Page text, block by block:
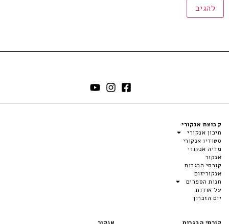
קבוצת אנקורי
תיכון אנקורי
סטודיו אנקורי
מדיה אנקורי
אנקור
קורסי הבגרות
אנקוריזום
חנות הספרים
על אודות
יום הזכרון